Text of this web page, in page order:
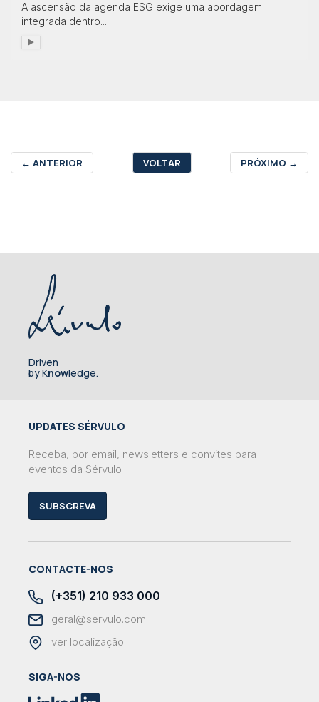
A ascensão da agenda ESG exige uma abordagem
integrada dentro...
← ANTERIOR VOLTAR PRÓXIMO →
Driven
by Knowledge.
UPDATES SÉRVULO
Receba, por email, newsletters e convites para
eventos da Sérvulo
SUBSCREVA
CONTACTE-NOS
(+351) 210 933 000
geral@servulo.com
ver localização
SIGA-NOS